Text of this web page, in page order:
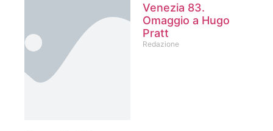
Venezia 83.
Omaggio a Hugo
Pratt
Redazione